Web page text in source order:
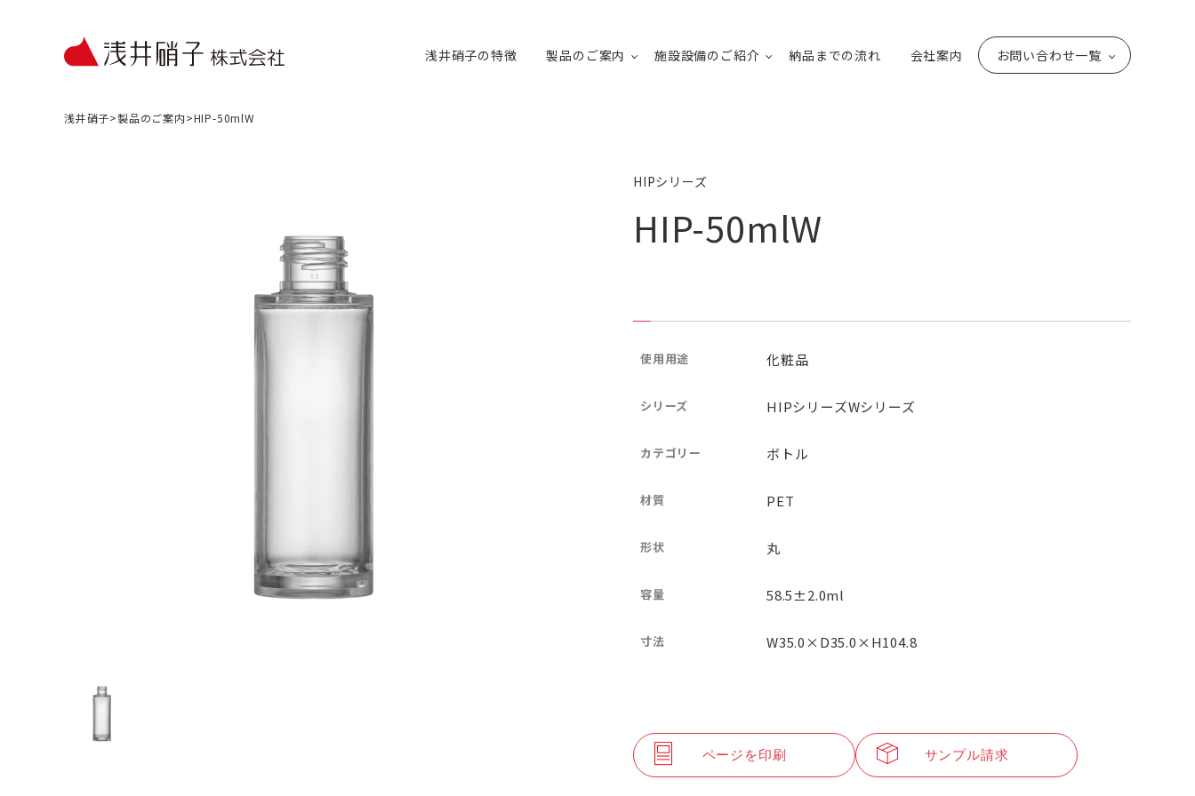
浅井硝子の特徴 製品のご案内 施設設備のご紹介 納品までの流れ 会社案内 お問い合わせ一覧
浅井硝子>製品のご案内>HIP-50mlW
HIPシリーズ
HIP-50mlW
使用用途 化粧品
シリーズ HIPシリーズWシリーズ
カテゴリー ボトル
材質 PET
形状 丸
容量 58.5±2.0ml
寸法 W35.0×D35.0×H104.8
ページを印刷 サンプル請求